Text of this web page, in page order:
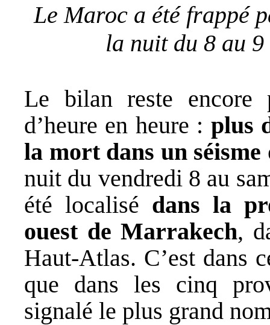
Le Maroc a été frappé
la nuit du 8 au
Le bilan reste encore
d’heure en heure : plus
la mort dans un
nuit du vendredi 8 au
été localisé dans la
ouest de Marrakech,
Haut-Atlas. C’est dans
que dans les cinq
signalé le plus grand